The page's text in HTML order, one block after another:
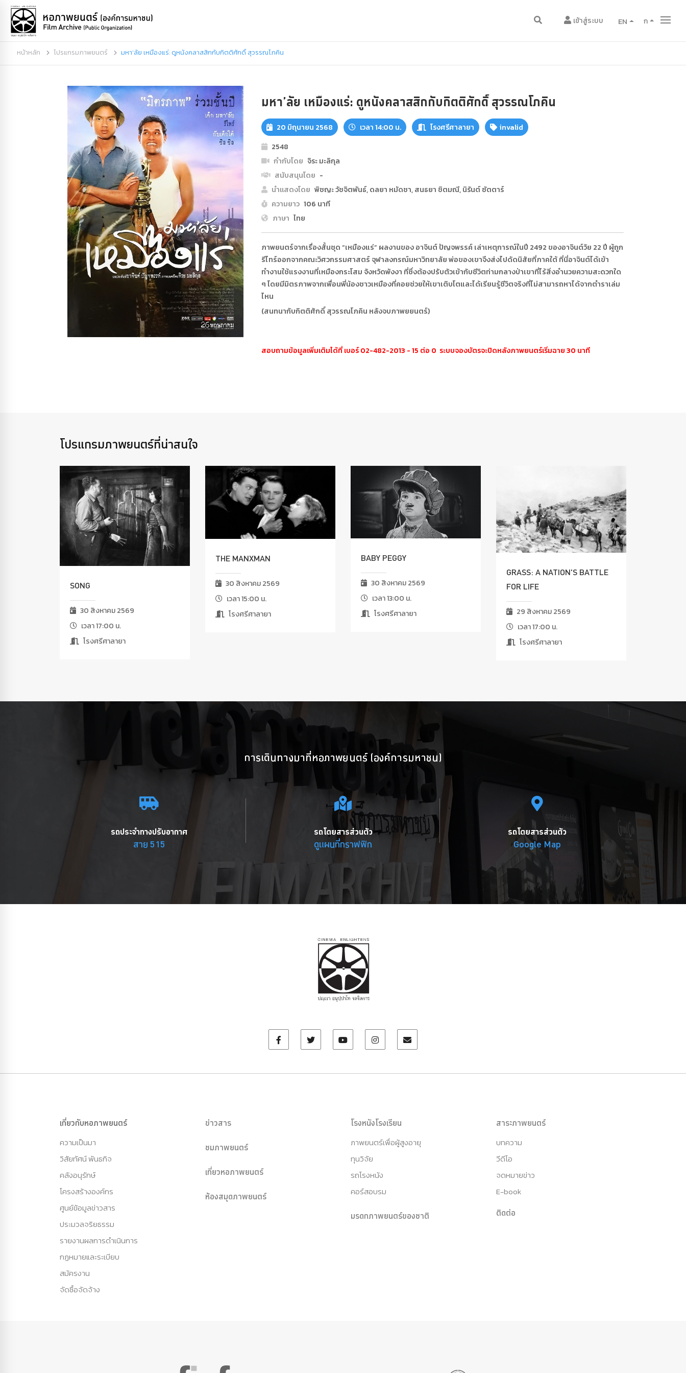
เข้าสู่ระบบ EN ก
หน้าหลัก โปรแกรมภาพยนตร์ มหา’ลัย เหมืองแร่: ดูหนังคลาสสิกกับกิตติศักดิ์ สุวรรณโภคิน
มหา’ลัย เหมืองแร่: ดูหนังคลาสสิกกับกิตติศักดิ์ สุวรรณโภคิน
20 มิถุนายน 2568 เวลา 14:00 น. โรงศรีศาลายา
invalid
2548
กำกับโดย จิระ มะลิกุล
สนับสนุนโดย -
นำแสดงโดย พิชญะ วัชจิตพันธ์, ดลยา หมัดชา, สนธยา ชิตมณี, นิรันต์ ซัตตาร์
ความยาว 106 นาที
ภาษา ไทย
ภาพยนตร์จากเรื่องสั้นชุด “เหมืองแร่” ผลงานของ อาจินต์ ปัญจพรรค์ เล่าเหตุการณ์ในปี 2492 ของอาจินต์วัย 22 ปี ผู้ถูก
รีไทร์ออกจากคณะวิศวกรรมศาสตร์ จุฬาลงกรณ์มหาวิทยาลัย พ่อของเขาจึงส่งไปดัดนิสัยที่ภาคใต้ ที่นี่อาจินต์ได้เข้า
ทำงานใช้แรงงานที่เหมืองกระโสม จังหวัดพังงา ที่ซึ่งต้องปรับตัวเข้ากับชีวิตท่ามกลางป่าเขาที่ไร้สิ่งอำนวยความสะดวกใด
ๆ โดยมีมิตรภาพจากเพื่อนพี่น้องชาวเหมืองที่คอยช่วยให้เขาเติบโตและได้เรียนรู้ชีวิตจริงที่ไม่สามารถหาได้จากตำราเล่ม
ไหน
(สนทนากับกิตติศักดิ์ สุวรรณโภคิน หลังจบภาพยยนตร์)
สอบถามข้อมูลเพิ่มเติมได้ที่ เบอร์ 02-482-2013 - 15 ต่อ 0 ระบบจองบัตรจะปิดหลังภาพยนตร์เริ่มฉาย 30 นาที
โปรแกรมภาพยนตร์ที่น่าสนใจ
SONG
30 สิงหาคม 2569
เวลา 17:00 น.
โรงศรีศาลายา
THE MANXMAN
30 สิงหาคม 2569
เวลา 15:00 น.
โรงศรีศาลายา
BABY PEGGY
30 สิงหาคม 2569
เวลา 13:00 น.
โรงศรีศาลายา
GRASS: A NATION'S BATTLE
FOR LIFE
29 สิงหาคม 2569
เวลา 17:00 น.
โรงศรีศาลายา
การเดินทางมาที่หอภาพยนตร์ (องค์การมหาชน)
รถประจำทางปรับอากาศ
สาย 515
รถโดยสารส่วนตัว
ดูแผนที่กราฟฟิก
รถโดยสารส่วนตัว
Google Map
เกี่ยวกับหอภาพยนตร์
ความเป็นมา
วิสัยทัศน์ พันธกิจ
คลังอนุรักษ์
โครงสร้างองค์กร
ศูนย์ข้อมูลข่าวสาร
ประมวลจริยธรรม
รายงานผลการดำเนินการ
กฏหมายและระเบียบ
สมัครงาน
จัดซื้อจัดจ้าง
ข่าวสาร
ชมภาพยนตร์
เที่ยวหอภาพยนตร์
ห้องสมุดภาพยนตร์
โรงหนังโรงเรียน
ภาพยนตร์เพื่อผู้สูงอายุ
ทุนวิจัย
รถโรงหนัง
คอร์สอบรม
มรดกภาพยนตร์ของชาติ
สาระภาพยนตร์
บทความ
วีดีโอ
จดหมายข่าว
E-book
ติดต่อ